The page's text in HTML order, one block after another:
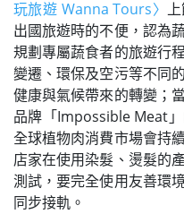
玩旅遊 Wanna Tours〉
出國旅遊時的不便，認為
規劃專屬蔬食者的旅遊行
變遷、環保及空污等不同
健康與氣候帶來的轉變；
品牌「Impossible Meat
全球植物肉消費市場會持
店家在使用染髮、燙髮的
測試，要完全使用友善環
同步接軌。